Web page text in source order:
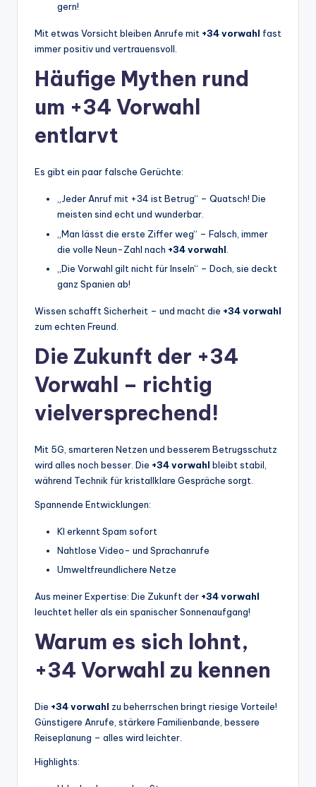
gern!
Mit etwas Vorsicht bleiben Anrufe mit +34 vorwahl fast
immer positiv und vertrauensvoll.
Häufige Mythen rund
um +34 Vorwahl
entlarvt
Es gibt ein paar falsche Gerüchte:
„Jeder Anruf mit +34 ist Betrug“ – Quatsch! Die
meisten sind echt und wunderbar.
„Man lässt die erste Ziffer weg“ – Falsch, immer
die volle Neun-Zahl nach +34 vorwahl
„Die Vorwahl gilt nicht für Inseln“ – Doch, sie deckt
ganz Spanien ab!
Wissen schafft Sicherheit – und macht die +34 vorwahl
zum echten Freund.
Die Zukunft der +34
Vorwahl – richtig
vielversprechend!
Mit 5G, smarteren Netzen und besserem Betrugsschutz
wird alles noch besser. Die +34 vorwahl bleibt stabil,
während Technik für kristallklare Gespräche sorgt.
Spannende Entwicklungen:
KI erkennt Spam sofort
Nahtlose Video- und Sprachanrufe
Umweltfreundlichere Netze
Aus meiner Expertise: Die Zukunft der +34 vorwahl
leuchtet heller als ein spanischer Sonnenaufgang!
Warum es sich lohnt,
+34 Vorwahl zu kennen
Die +34 vorwahl zu beherrschen bringt riesige Vorteile!
Günstigere Anrufe, stärkere Familienbande, bessere
Reiseplanung – alles wird leichter.
Highlights: